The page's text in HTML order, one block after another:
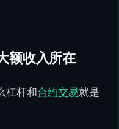
额收入所在
杠杆和合约交易就是